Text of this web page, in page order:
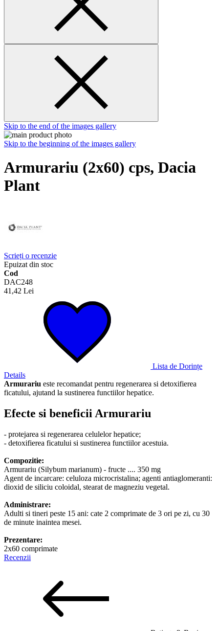
Skip to the end of the images gallery
Skip to the beginning of the images gallery
Armurariu (2x60) cps, Dacia
Plant
Scrieți o recenzie
Epuizat din stoc
Cod
DAC248
41,42 Lei
Lista de Dorințe
Details
Armurariu este recomandat pentru regenerarea si detoxifierea
ficatului, ajutand la sustinerea functiilor hepatice.
Efecte si beneficii Armurariu
- protejarea si regenerarea celulelor hepatice;
- detoxifierea ficatului si sustinerea functiilor acestuia.
Compozitie:
Armurariu (Silybum marianum) - fructe .... 350 mg
Agent de incarcare: celuloza microcristalina; agenti antiaglomeranti:
dioxid de siliciu coloidal, stearat de magneziu vegetal.
Administrare:
Adulti si tineri peste 15 ani: cate 2 comprimate de 3 ori pe zi, cu 30
de minute inaintea mesei.
Prezentare:
2x60 comprimate
Recenzii